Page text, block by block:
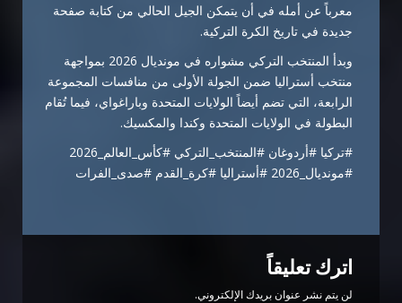
معرباً عن أمله في أن يتمكن الجيل الحالي من كتابة صفحة
جديدة في تاريخ الكرة التركية.
وبدأ المنتخب التركي مشواره في مونديال 2026 بمواجهة
منتخب أستراليا ضمن الجولة الأولى من منافسات المجموعة
الرابعة، التي تضم أيضاً الولايات المتحدة وباراغواي، فيما تُقام
البطولة في الولايات المتحدة وكندا والمكسيك.
#تركيا #أردوغان #المنتخب_التركي #كأس_العالم_2026
#مونديال_2026 #أستراليا #كرة_القدم #صدى_الفرات
اترك تعليقاً
لن يتم نشر عنوان بريدك الإلكتروني.